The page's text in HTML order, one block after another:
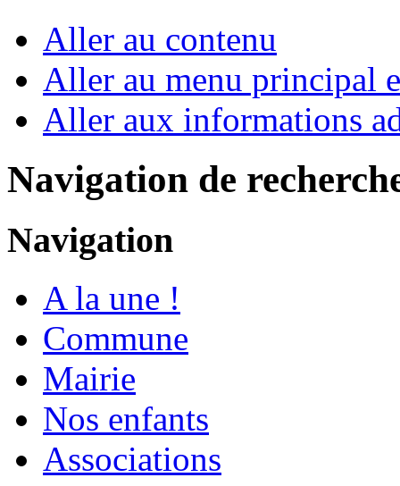
Aller au contenu
Aller au menu principal
Aller aux informations
Navigation de
Navigation
A la une !
Commune
Mairie
Nos enfants
Associations